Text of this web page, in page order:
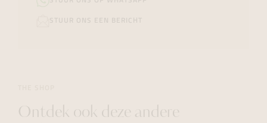
Ontdek ook deze andere